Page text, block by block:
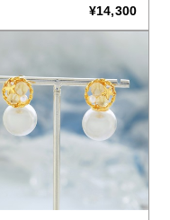
¥14,300